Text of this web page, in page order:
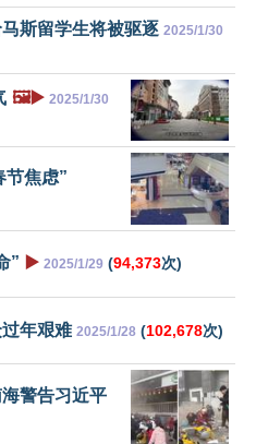
斯留学生将被驱逐 2025/1/30
🖼️▶️ 2025/1/30
节焦虑”
” ▶️ 2025/1/29 (94,373次)
年艰难 2025/1/28 (102,678次)
警告习近平